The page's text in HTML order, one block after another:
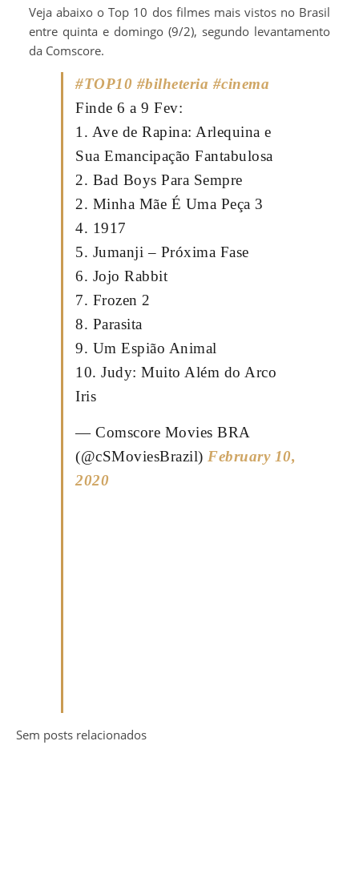
Veja abaixo o Top 10 dos filmes mais vistos no Brasil
entre quinta e domingo (9/2), segundo levantamento
da Comscore.
#TOP10 #bilheteria #cinema
Finde 6 a 9 Fev:
1. Ave de Rapina: Arlequina e
Sua Emancipação Fantabulosa
2. Bad Boys Para Sempre
2. Minha Mãe É Uma Peça 3
4. 1917
5. Jumanji – Próxima Fase
6. Jojo Rabbit
7. Frozen 2
8. Parasita
9. Um Espião Animal
10. Judy: Muito Além do Arco
Iris
— Comscore Movies BRA
(@cSMoviesBrazil) February 10,
2020
Sem posts relacionados